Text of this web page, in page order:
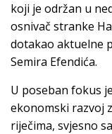
koji je održan u
osnivač stranke
dotakao aktuelne
Semira Efendića.
U poseban fokus
ekonomski razvoj
riječima, svjesno